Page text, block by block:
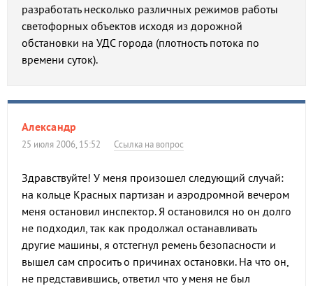
разработать несколько различных режимов работы
светофорных объектов исходя из дорожной
обстановки на УДС города (плотность потока по
времени суток).
Александр
25 июля 2006, 15:52 Ссылка на вопрос
Здравствуйте! У меня произошел следующий случай:
на кольце Красных партизан и аэродромной вечером
меня остановил инспектор. Я остановился но он долго
не подходил, так как продолжал останавливать
другие машины, я отстегнул ремень безопасности и
вышел сам спросить о причинах остановки. На что он,
не представившись, ответил что у меня не был